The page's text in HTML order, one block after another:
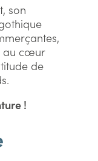
son
au cœur
de
!